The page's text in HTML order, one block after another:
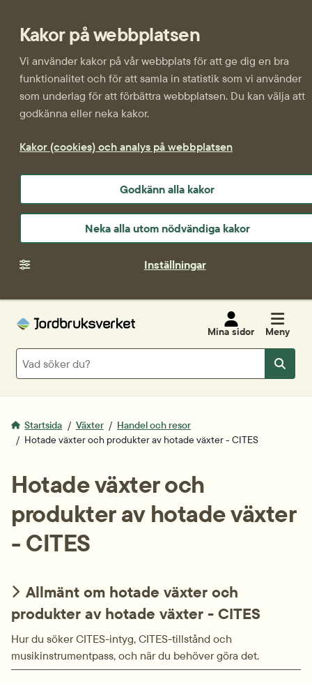
Kakor på webbplatsen
Vi använder kakor på vår webbplats för att ge dig en bra
funktionalitet och för att samla in statistik som vi använder
som underlag för att förbättra webbplatsen. Du kan välja att
godkänna eller neka kakor.
Kakor (cookies) och analys på webbplatsen
Godkänn alla kakor
Neka alla utom nödvändiga kakor
Inställningar
Mina sidor Meny
Sök
Sök
Startsida Växter
Handel och resor
Hotade växter och produkter av hotade växter - CITES
Hotade växter och
produkter av hotade växter
- CITES
Allmänt om hotade växter och
produkter av hotade växter - CITES
Hur du söker CITES-intyg, CITES-tillstånd och
musikinstrumentpass, och när du behöver göra det.